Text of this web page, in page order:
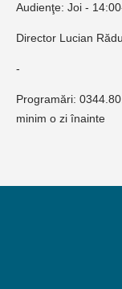
Audienţe: Joi -
Director Lucian
-
Programări:
minim o zi înainte